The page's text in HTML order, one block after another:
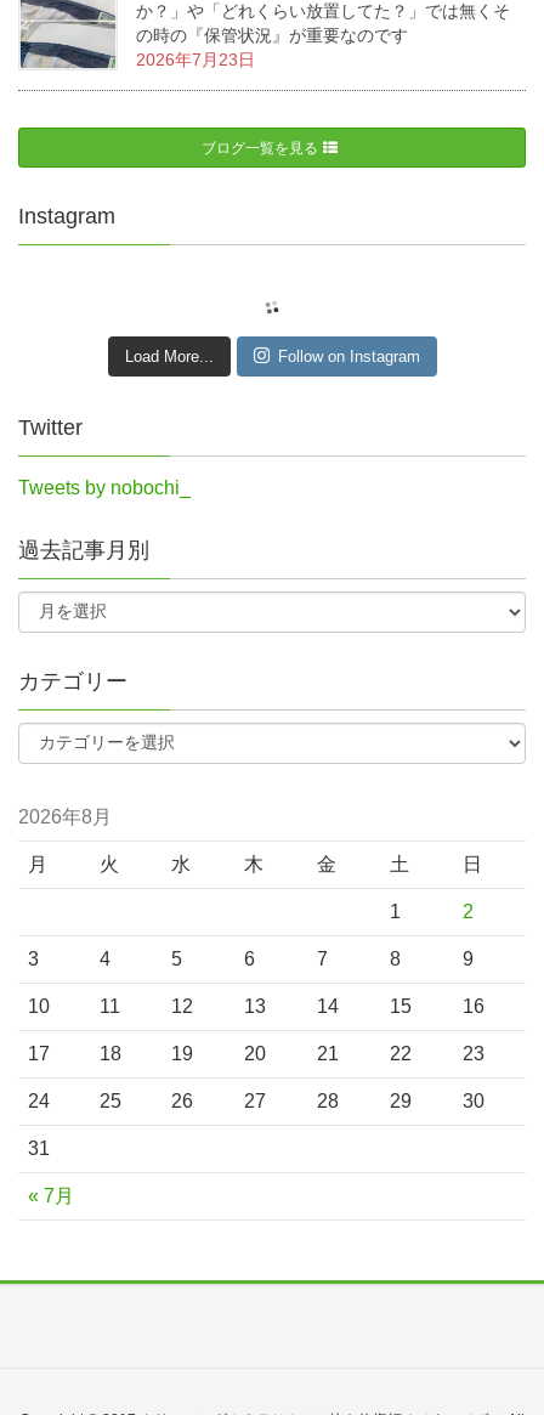
か？」や「どれくらい放置してた？」では無くそ
の時の『保管状況』が重要なのです
2026年7月23日
ブログ一覧を見る
Instagram
Load More... Follow on Instagram
Twitter
Tweets by nobochi_
過去記事月別
カテゴリー
2026年8月
月 火 水 木 金 土 日
« 7月
1 2
3 4 5 6 7 8 9
10 11 12 13 14 15 16
17 18 19 20 21 22 23
24 25 26 27 28 29 30
31